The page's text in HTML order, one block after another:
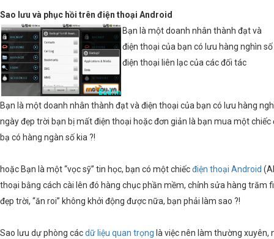
Sao lưu và phục hồi trên điện thoại Android
Bạn là một doanh nhân thành đạt và
điện thoại của bạn có lưu hàng nghìn số
điện thoại liên lạc của các đối tác
Bạn là một doanh nhân thành đạt và điện thoại của bạn có lưu hàng
ngày đẹp trời bạn bị mất điện thoại hoặc đơn giản là bạn mua một
bạ có hàng ngàn số kia ?!
hoặc Bạn là một “vọc sỹ” tin học, bạn có một chiếcđiện thoại Android
thoại bằng cách cài lên đó hàng chục phần mềm, chỉnh sửa hàng trăm
đẹp trời, “ăn roi” không khởi động được nữa, bạn phải làm sao ?!
Sao lưu dự phòng cácdữ liệu quan trọng là việc nên làm thường xuyên,